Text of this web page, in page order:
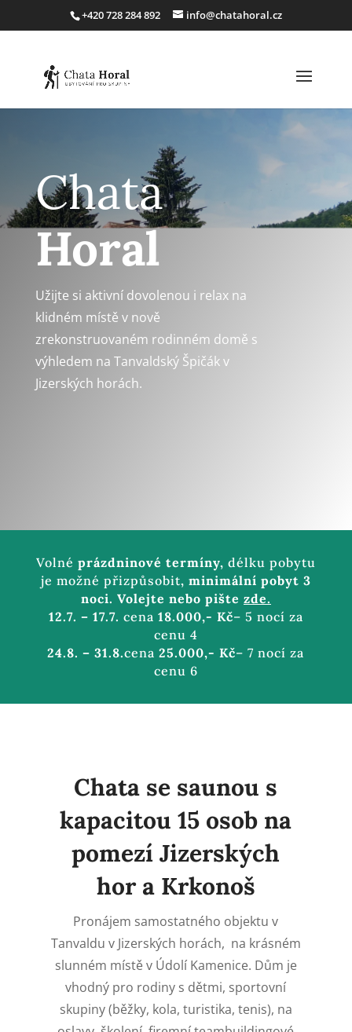
+420 728 284 892 info@chatahoral.cz
Chata
Horal
Užijte si aktivní dovolenou i relax na
klidném místě v nově
zrekonstruovaném rodinném domě s
výhledem na Tanvaldský Špičák v
Jizerských horách.
Volné prázdninové termíny, délku pobytu
je možné přizpůsobit, minimální pobyt 3
noci. Volejte nebo pište zde.
12.7. – 17.7. cena 18.000,- Kč– 5 nocí za
cenu 4
24.8. – 31.8.cena25.000,- Kč– 7 nocí za
cenu 6
Chata se saunou s
kapacitou 15 osob na
pomezí Jizerských
hor a Krkonoš
Pronájem samostatného objektu v
Tanvaldu v Jizerských horách, na krásném
slunném místě v Údolí Kamenice. Dům je
vhodný pro rodiny s dětmi, sportovní
skupiny (běžky, kola, turistika, tenis), na